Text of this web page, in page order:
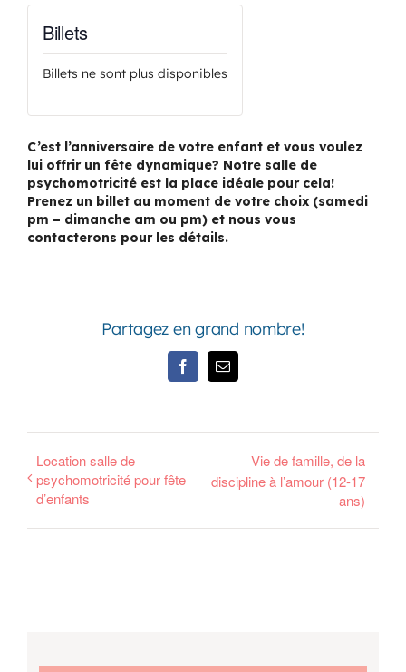
Billets
Billets ne sont plus disponibles
C’est l’anniversaire de votre enfant et vous voulez
lui offrir un fête dynamique? Notre salle de
psychomotricité est la place idéale pour cela!
Prenez un billet au moment de votre choix (samedi
pm – dimanche am ou pm) et nous vous
contacterons pour les détails.
Partagez en grand nombre!
FacebookEmail
Location salle de
psychomotricité pour fête
d’enfants
Vie de famille, de la
discipline à l’amour (12-17
ans)